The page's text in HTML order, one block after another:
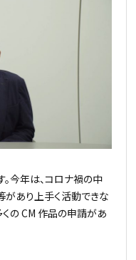
今年は、コロナ禍の中
があり上手く活動できな
くの CM 作品の申請があ